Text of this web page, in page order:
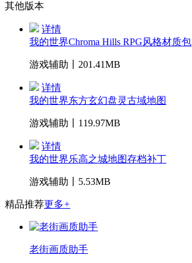
其他版本
详情
我的世界Chroma Hills RPG风格材质包
游戏辅助丨201.41MB
详情
我的世界东方玄幻盘灵古域地图
游戏辅助丨119.97MB
详情
我的世界乐高之城地图存档补丁
游戏辅助丨5.53MB
精品推荐更多+
老街画质助手